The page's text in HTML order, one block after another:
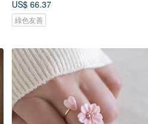
US$ 66.37
綠色友善